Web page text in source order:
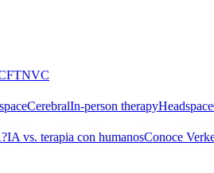
NVC
CerebralIn-person therapyHeadspace
IA vs. terapia con humanosConoce